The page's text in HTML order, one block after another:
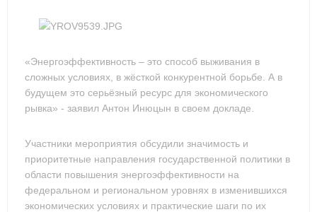
«Энергоэффективность – это способ выживания в
сложных условиях, в жёсткой конкурентной борьбе. А в
будущем это серьёзный ресурс для экономического
рывка» - заявил Антон Инюцын в своем докладе.
Участники мероприятия обсудили значимость и
приоритетные направления государственной политики в
области повышения энергоэффективности на
федеральном и региональном уровнях в изменившихся
экономических условиях и практические шаги по их